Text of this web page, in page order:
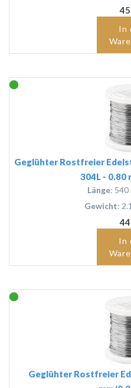
In
Geglühter Rostfreier
304L - 0.80
Länge:
Gewicht:
In
Geglühter Rostfreier